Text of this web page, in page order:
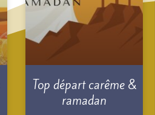
Top départ carême &
ramadan